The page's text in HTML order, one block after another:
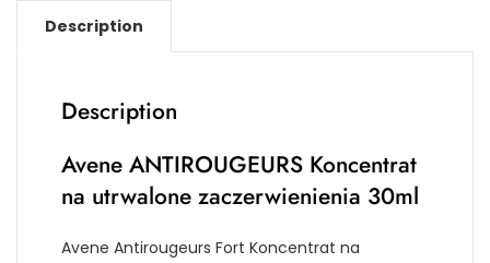
Description
Description
Avene ANTIROUGEURS Koncentrat
na utrwalone zaczerwienienia 30ml
Avene Antirougeurs Fort Koncentrat na